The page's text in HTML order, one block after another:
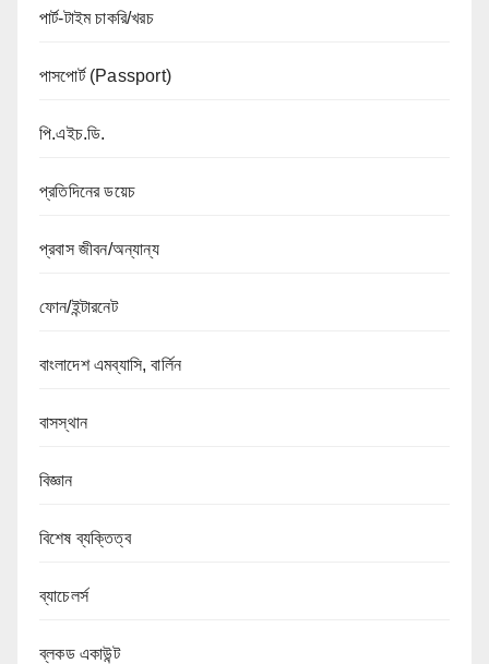
পার্ট-টাইম চাকরি/খরচ
পাসপোর্ট (Passport)
পি.এইচ.ডি.
প্রতিদিনের ডয়েচ
প্রবাস জীবন/অন্যান্য
ফোন/ইন্টারনেট
বাংলাদেশ এমব্যাসি, বার্লিন
বাসস্থান
বিজ্ঞান
বিশেষ ব্যক্তিত্ব
ব্যাচেলর্স
ব্লকড একাউন্ট